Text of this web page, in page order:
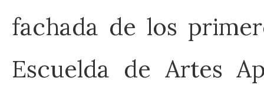
fachada de los
Escuelda de Artes